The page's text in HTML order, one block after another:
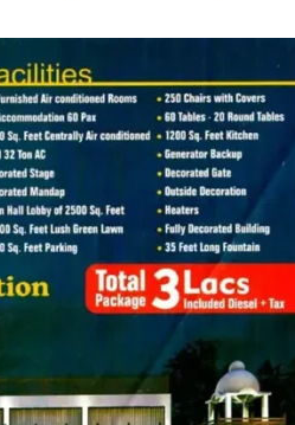
News,
Latest